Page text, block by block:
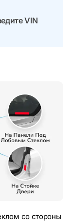
VIN
со стороны